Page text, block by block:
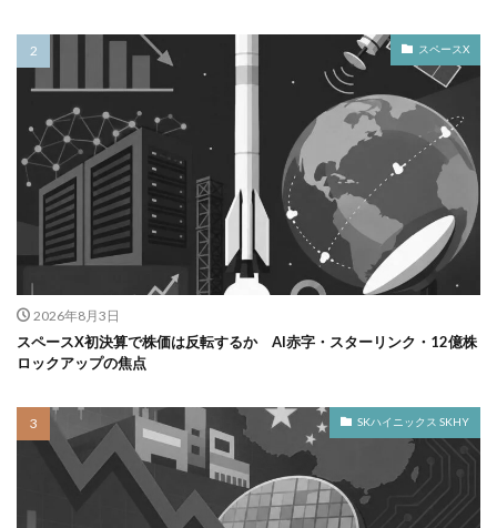
スペースX
2026年8月3日
スペースX初決算で株価は反転するか AI赤字・スターリンク・12億株
ロックアップの焦点
SKハイニックス SKHY